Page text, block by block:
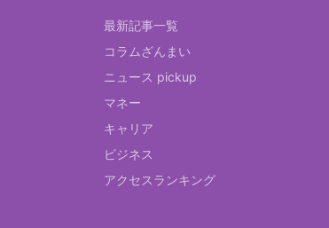
最新記事一覧
コラムざんまい
ニュース pickup
マネー
キャリア
ビジネス
アクセスランキング